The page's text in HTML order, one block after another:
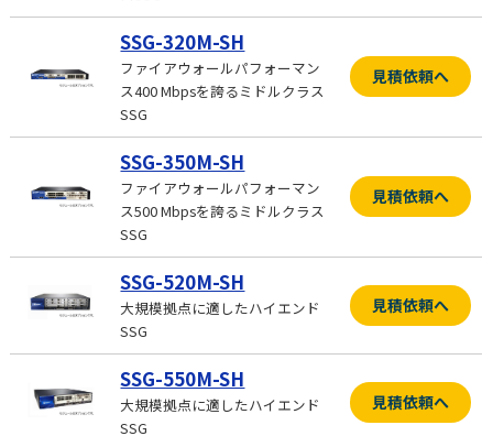
SSG-320M-SH
ファイアウォールパフォーマン
ス400 Mbpsを誇るミドルクラス
SSG
見積依頼へ
SSG-350M-SH
ファイアウォールパフォーマン
ス500 Mbpsを誇るミドルクラス
SSG
見積依頼へ
SSG-520M-SH
大規模拠点に適したハイエンド
SSG
見積依頼へ
SSG-550M-SH
大規模拠点に適したハイエンド
SSG
見積依頼へ